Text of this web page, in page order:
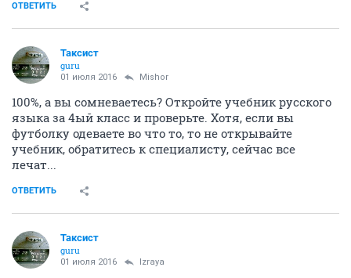
ОТВЕТИТЬ
Таксист
guru
01 июля 2016 Mishor
100%, а вы сомневаетесь? Откройте учебник русского
языка за 4ый класс и проверьте. Хотя, если вы
футболку одеваете во что то, то не открывайте
учебник, обратитесь к специалисту, сейчас все
лечат...
ОТВЕТИТЬ
Таксист
guru
01 июля 2016 Izraya